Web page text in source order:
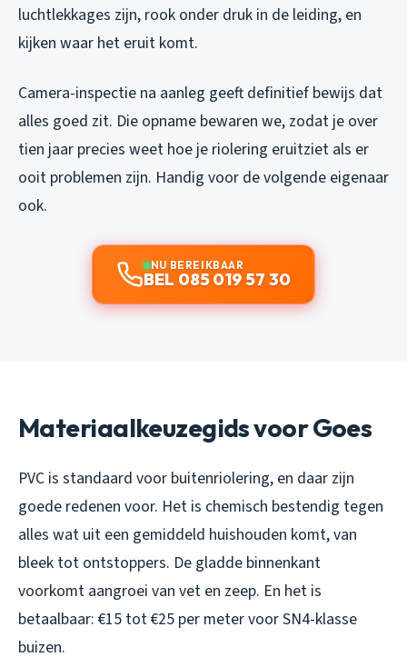
luchtlekkages zijn, rook onder druk in de leiding, en
kijken waar het eruit komt.
Camera-inspectie na aanleg geeft definitief bewijs dat
alles goed zit. Die opname bewaren we, zodat je over
tien jaar precies weet hoe je riolering eruitziet als er
ooit problemen zijn. Handig voor de volgende eigenaar
ook.
NU BEREIKBAAR
BEL 085 019 57 30
Materiaalkeuzegids voor Goes
PVC is standaard voor buitenriolering, en daar zijn
goede redenen voor. Het is chemisch bestendig tegen
alles wat uit een gemiddeld huishouden komt, van
bleek tot ontstoppers. De gladde binnenkant
voorkomt aangroei van vet en zeep. En het is
betaalbaar: €15 tot €25 per meter voor SN4-klasse
buizen.